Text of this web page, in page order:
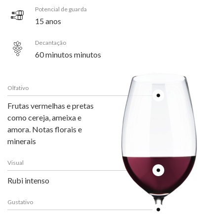
Potencial de guarda
15 anos
Decantação
60 minutos minutos
Olfativo
Frutas vermelhas e pretas
como cereja, ameixa e
amora. Notas florais e
minerais
Visual
Rubi intenso
Gustativo